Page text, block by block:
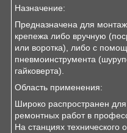
Назначение:
Предназначена для
крепежа либо вручную
или воротка), либо с
пневмоинструмента
гайковерта).
Область применения:
Широко распространен
ремонтных работ в
На станциях технического